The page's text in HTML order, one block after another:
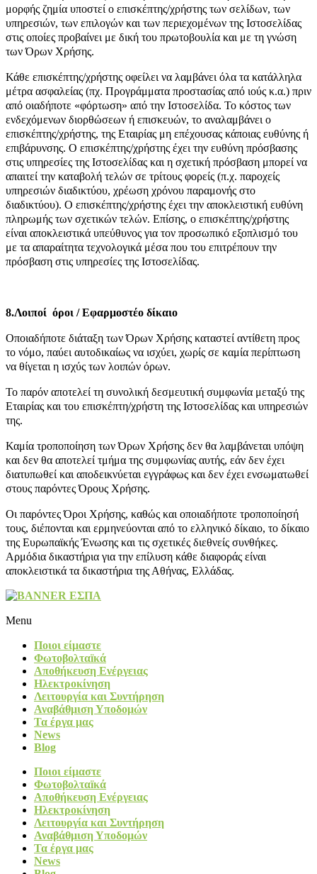
μορφής ζημία υποστεί ο επισκέπτης/χρήστης των σελίδων, των
υπηρεσιών, των επιλογών και των περιεχομένων της Ιστοσελίδας
στις οποίες προβαίνει με δική του πρωτοβουλία και με τη γνώση
των Όρων Χρήσης.
Κάθε επισκέπτης/χρήστης οφείλει να λαμβάνει όλα τα κατάλληλα
μέτρα ασφαλείας (πχ. Προγράμματα προστασίας από ιούς κ.α.) πριν
από οιαδήποτε «φόρτωση» από την Ιστοσελίδα. Το κόστος των
ενδεχόμενων διορθώσεων ή επισκευών, το αναλαμβάνει ο
επισκέπτης/χρήστης, της Εταιρίας μη επέχουσας κάποιας ευθύνης ή
επιβάρυνσης. Ο επισκέπτης/χρήστης έχει την ευθύνη πρόσβασης
στις υπηρεσίες της Ιστοσελίδας και η σχετική πρόσβαση μπορεί να
απαιτεί την καταβολή τελών σε τρίτους φορείς (π.χ. παροχείς
υπηρεσιών διαδικτύου, χρέωση χρόνου παραμονής στο
διαδικτύου). Ο επισκέπτης/χρήστης έχει την αποκλειστική ευθύνη
πληρωμής των σχετικών τελών. Επίσης, ο επισκέπτης/χρήστης
είναι αποκλειστικά υπεύθυνος για τον προσωπικό εξοπλισμό του
με τα απαραίτητα τεχνολογικά μέσα που του επιτρέπουν την
πρόσβαση στις υπηρεσίες της Ιστοσελίδας.
8.Λοιποί όροι / Εφαρμοστέο δίκαιο
Οποιαδήποτε διάταξη των Όρων Χρήσης καταστεί αντίθετη προς
το νόμο, παύει αυτοδικαίως να ισχύει, χωρίς σε καμία περίπτωση
να θίγεται η ισχύς των λοιπών όρων.
Το παρόν αποτελεί τη συνολική δεσμευτική συμφωνία μεταξύ της
Εταιρίας και του επισκέπτη/χρήστη της Ιστοσελίδας και υπηρεσιών
της.
Καμία τροποποίηση των Όρων Χρήσης δεν θα λαμβάνεται υπόψη
και δεν θα αποτελεί τμήμα της συμφωνίας αυτής, εάν δεν έχει
διατυπωθεί και αποδεικνύεται εγγράφως και δεν έχει ενσωματωθεί
στους παρόντες Όρους Χρήσης.
Οι παρόντες Όροι Χρήσης, καθώς και οποιαδήποτε τροποποίησή
τους, διέπονται και ερμηνεύονται από το ελληνικό δίκαιο, το δίκαιο
της Ευρωπαϊκής Ένωσης και τις σχετικές διεθνείς συνθήκες.
Αρμόδια δικαστήρια για την επίλυση κάθε διαφοράς είναι
αποκλειστικά τα δικαστήρια της Αθήνας, Ελλάδας.
Menu
Ποιοι είμαστε
Φωτοβολταïκά​
Αποθήκευση Ενέργειας
Ηλεκτροκίνηση
Λειτουργία και Συντήρηση
Αναβάθμιση Υποδομών
Τα έργα μας
News
Blog
Ποιοι είμαστε
Φωτοβολταïκά​
Αποθήκευση Ενέργειας
Ηλεκτροκίνηση
Λειτουργία και Συντήρηση
Αναβάθμιση Υποδομών
Τα έργα μας
News